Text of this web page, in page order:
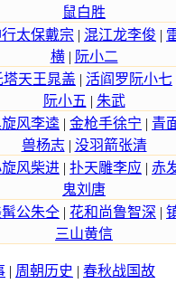
鼠白胜
太保戴宗 | 混江龙李俊 |
横| 阮小二
塔天王晁盖 | 活阎罗阮小七
阮小五 | 朱武
风李逵 | 金枪手徐宁 | 青
兽杨志| 没羽箭张清
风柴进 | 扑天雕李应 | 赤
鬼刘唐
公朱仝 | 花和尚鲁智深 |
三山黄信
| 周朝历史 | 春秋战国故